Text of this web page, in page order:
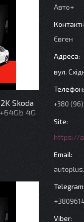
Skoda
4G
Авто+
Євген
вул.
+380
https://